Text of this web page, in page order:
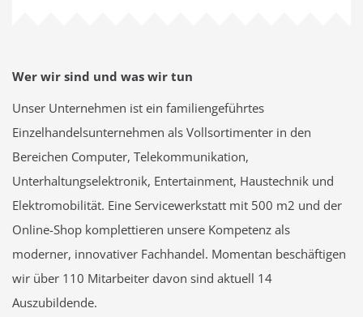
Wer wir sind und was wir tun
Unser Unternehmen ist ein familiengeführtes
Einzelhandelsunternehmen als Vollsortimenter in den
Bereichen Computer, Telekommunikation,
Unterhaltungselektronik, Entertainment, Haustechnik und
Elektromobilität. Eine Servicewerkstatt mit 500 m2 und der
Online-Shop komplettieren unsere Kompetenz als
moderner, innovativer Fachhandel. Momentan beschäftigen
wir über 110 Mitarbeiter davon sind aktuell 14
Auszubildende.